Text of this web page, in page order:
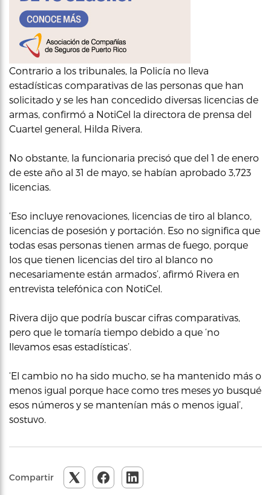
Contrario a los tribunales, la Policía no lleva
estadísticas comparativas de las personas que han
solicitado y se les han concedido diversas licencias de
armas, confirmó a NotiCel la directora de prensa del
Cuartel general, Hilda Rivera.
No obstante, la funcionaria precisó que del 1 de enero
de este año al 31 de mayo, se habían aprobado 3,723
licencias.
‘Eso incluye renovaciones, licencias de tiro al blanco,
licencias de posesión y portación. Eso no significa que
todas esas personas tienen armas de fuego, porque
los que tienen licencias del tiro al blanco no
necesariamente están armados’, afirmó Rivera en
entrevista telefónica con NotiCel.
Rivera dijo que podría buscar cifras comparativas,
pero que le tomaría tiempo debido a que ‘no
llevamos esas estadísticas’.
‘El cambio no ha sido mucho, se ha mantenido más o
menos igual porque hace como tres meses yo busqué
esos números y se mantenían más o menos igual’,
sostuvo.
Compartir